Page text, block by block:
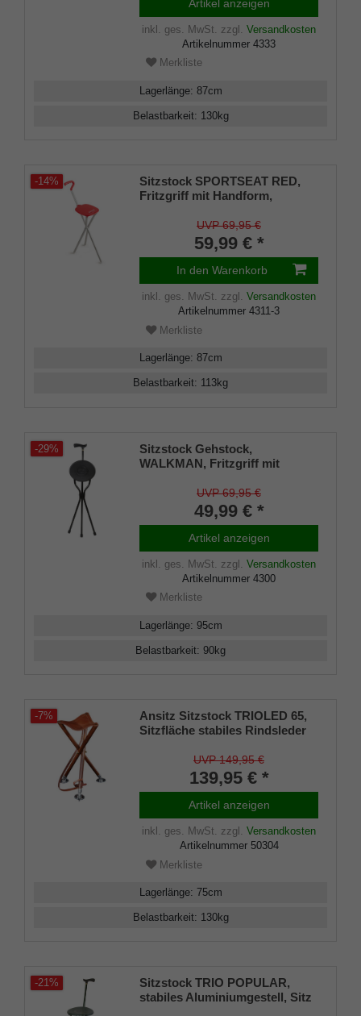
Artikel anzeigen
inkl. ges. MwSt. zzgl. Versandkosten
Artikelnummer 4333
Merkliste
Lagerlänge: 87cm
Belastbarkeit: 130kg
-14%
Sitzstock SPORTSEAT RED,
Fritzgriff mit Handform,
Sitzhöhe 54 cm, Gehhöhe 87
cm, inkl. Gummipuffer
UVP 69,95 €
59,99 € *
In den Warenkorb
inkl. ges. MwSt. zzgl. Versandkosten
Artikelnummer 4311-3
Merkliste
Lagerlänge: 87cm
Belastbarkeit: 113kg
-29%
Sitzstock Gehstock,
WALKMAN, Fritzgriff mit
Dreibeinsitz mit Sitzfläche,
Sitzhöhe 56 cm, Gehhöhe 95
cm, inklusive rutschfesten
Gummipuffern
UVP 69,95 €
49,99 € *
Artikel anzeigen
inkl. ges. MwSt. zzgl. Versandkosten
Artikelnummer 4300
Merkliste
Lagerlänge: 95cm
Belastbarkeit: 90kg
-7%
Ansitz Sitzstock TRIOLED 65,
Sitzfläche stabiles Rindsleder
massives Buchenholz,
hochwertige Tellerspitzen,
Leder-Tragriemen
UVP 149,95 €
139,95 € *
Artikel anzeigen
inkl. ges. MwSt. zzgl. Versandkosten
Artikelnummer 50304
Merkliste
Lagerlänge: 75cm
Belastbarkeit: 130kg
-21%
Sitzstock TRIO POPULAR,
stabiles Aluminiumgestell, Sitz